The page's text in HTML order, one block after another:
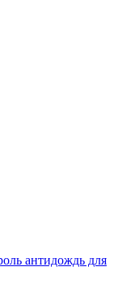
антидождь для